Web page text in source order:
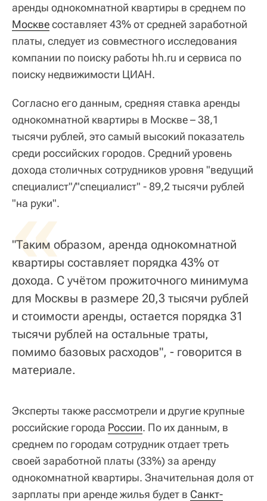
аренды однокомнатной квартиры в среднем по
Москвесоставляет 43% от средней заработной
платы, следует из совместного исследования
компании по поиску работы hh.ru и сервиса по
поиску недвижимости ЦИАН.
Согласно его данным, средняя ставка аренды
однокомнатной квартиры в Москве – 38,1
тысячи рублей, это самый высокий показатель
среди российских городов. Средний уровень
дохода столичных сотрудников уровня "ведущий
специалист"/"специалист" - 89,2 тысячи рублей
"на руки".
«
"Таким образом, аренда однокомнатной
квартиры составляет порядка 43% от
дохода. С учётом прожиточного минимума
для Москвы в размере 20,3 тысячи рублей
и стоимости аренды, остается порядка 31
тысячи рублей на остальные траты,
помимо базовых расходов", - говорится в
материале.
Эксперты также рассмотрели и другие крупные
российские города России. По их данным, в
среднем по городам сотрудник отдает треть
своей заработной платы (33%) за аренду
однокомнатной квартиры. Значительная доля от
зарплаты при аренде жилья будет в Санкт-